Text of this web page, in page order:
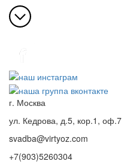
г. Москва
ул. Кедрова, д.5, кор.1, оф.7
svadba@virtyoz.com
+7(903)5260304